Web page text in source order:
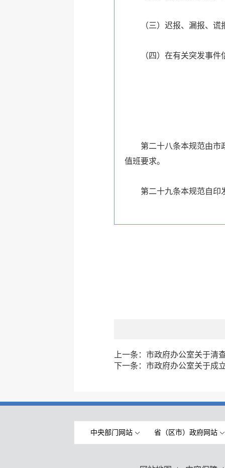
（三）迟报、漏报、谎
（四）在有关突发事件信
第二十八条本规范由市政
值班要求。
第二十九条本规范自印
上一条： 市政府办公室关于清
下一条： 市政府办公室关于成
中央部门网站 省（区市）政府网站